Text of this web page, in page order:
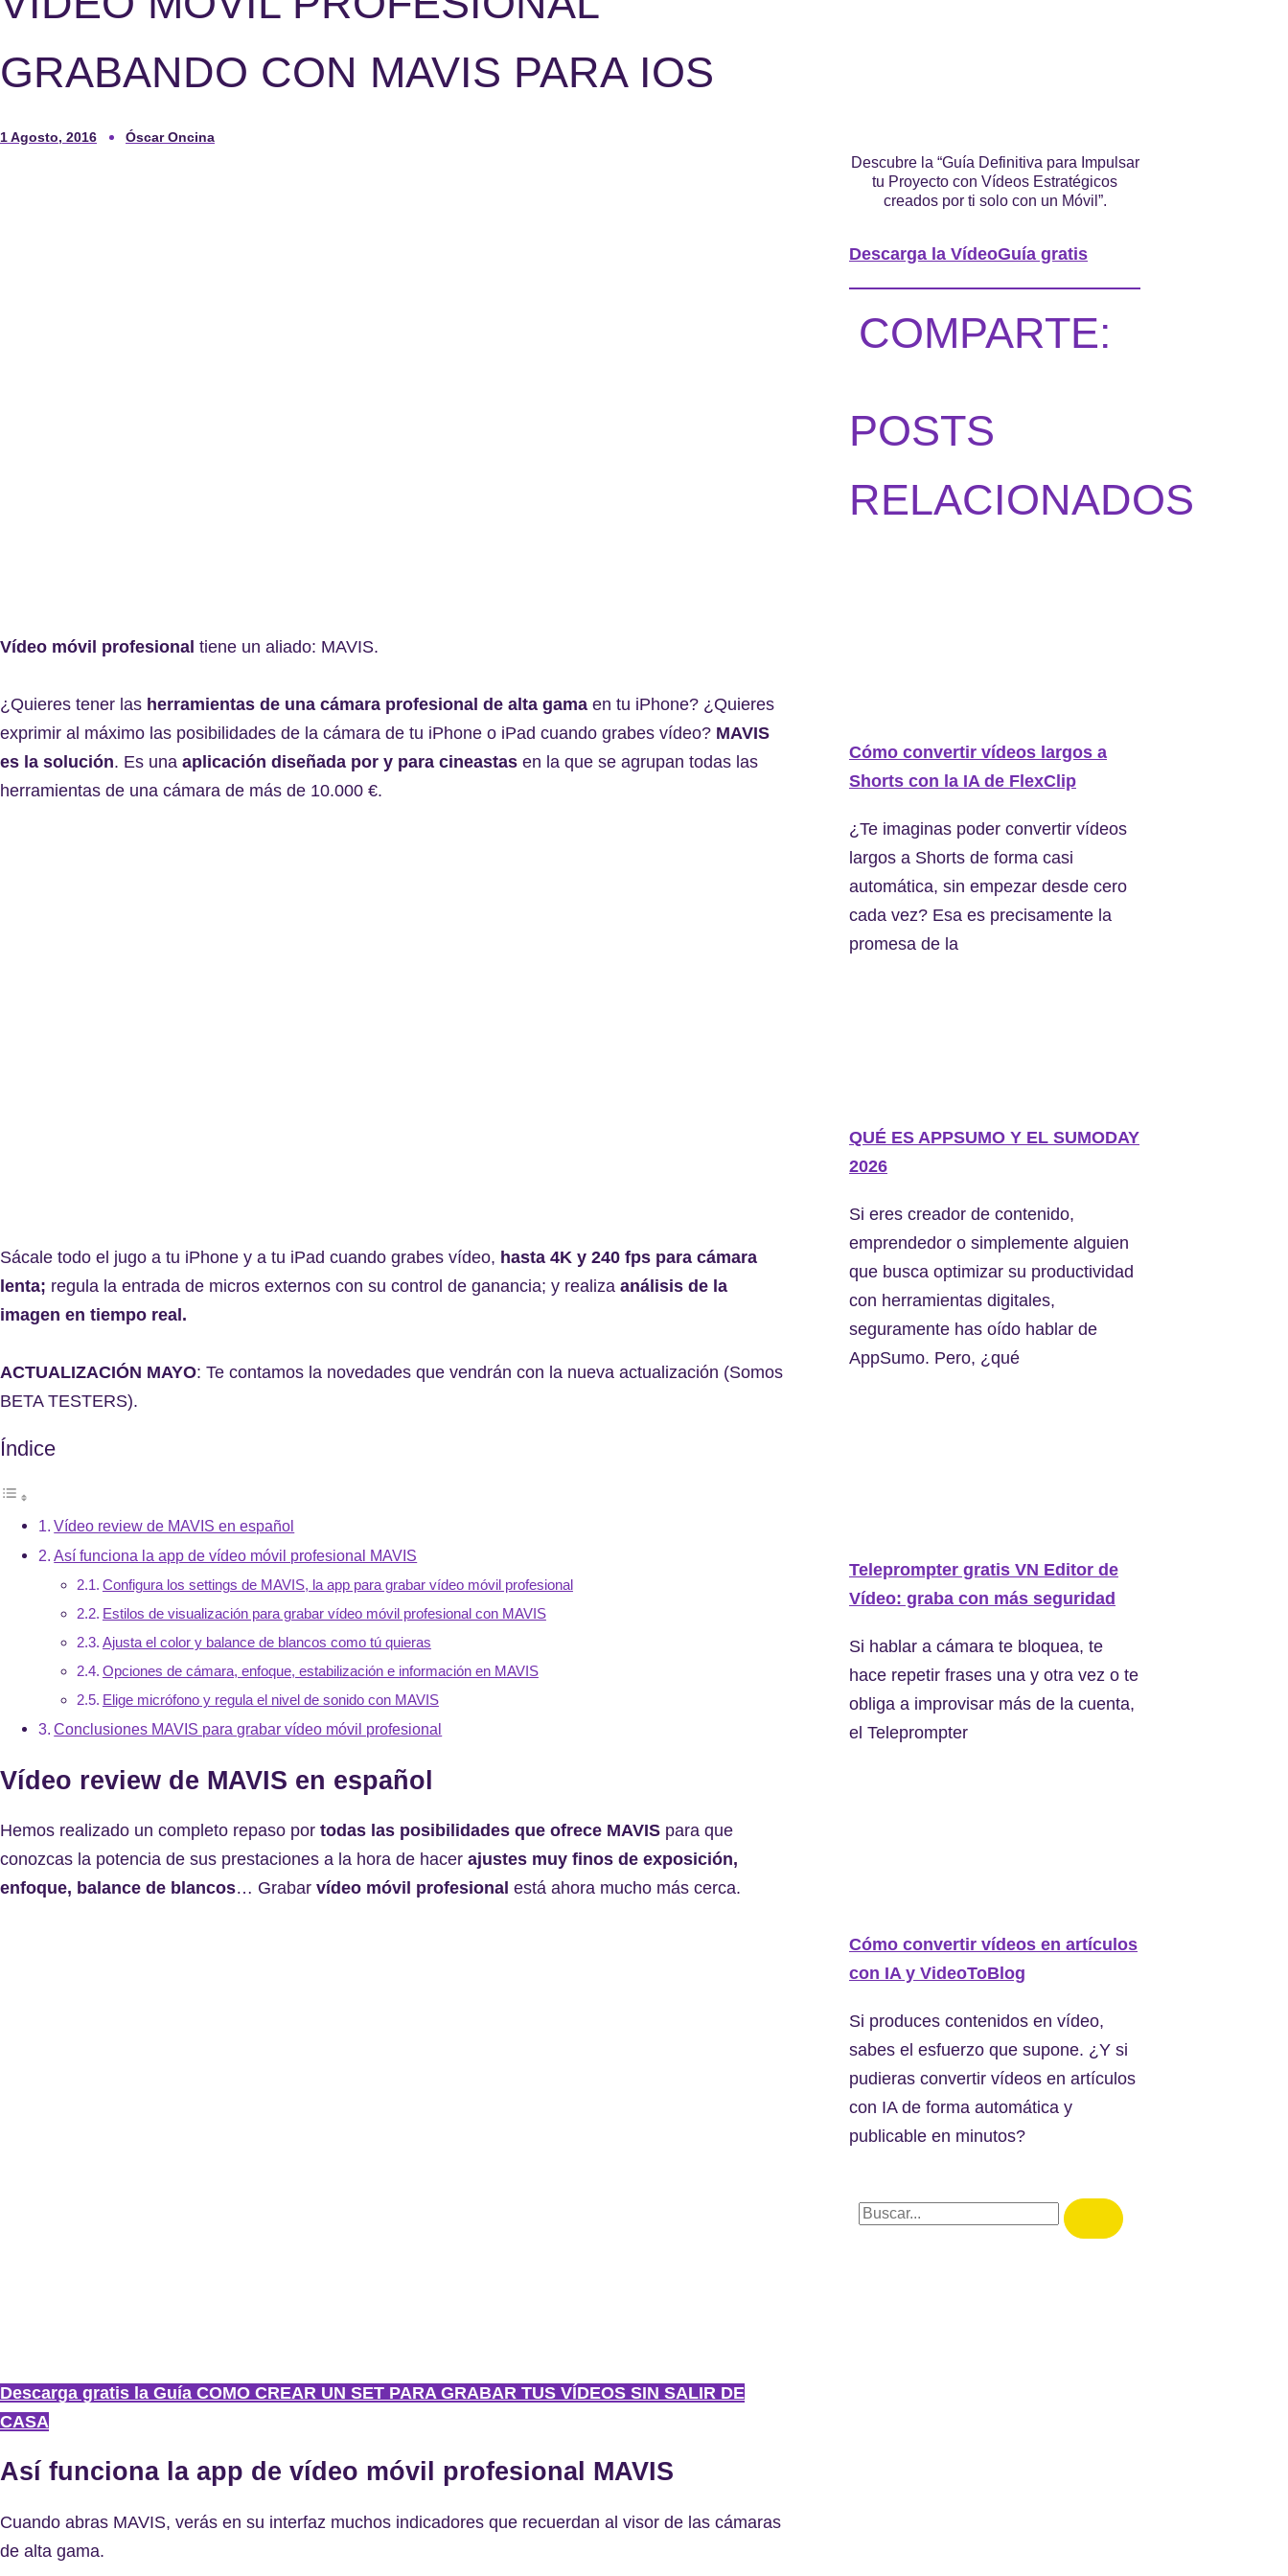
GRABANDO CON MAVIS PARA IOS
1 Agosto, 2016 Óscar Oncina
Vídeo móvil profesional tiene un aliado: MAVIS.
¿Quieres tener las herramientas de una cámara profesional de alta gama en tu iPhone? ¿Quieres
exprimir al máximo las posibilidades de la cámara de tu iPhone o iPad cuando grabes vídeo? MAVIS
es la solución. Es una aplicación diseñada por y para cineastas en la que se agrupan todas las
herramientas de una cámara de más de 10.000 €.
Sácale todo el jugo a tu iPhone y a tu iPad cuando grabes vídeo, hasta 4K y 240 fps para cámara
lenta; regula la entrada de micros externos con su control de ganancia; y realiza análisis de la
imagen en tiempo real.
ACTUALIZACIÓN MAYO: Te contamos la novedades que vendrán con la nueva actualización (Somos
BETA TESTERS).
Índice
Vídeo review de MAVIS en español
Así funciona la app de vídeo móvil profesional MAVIS
Configura los settings de MAVIS, la app para grabar vídeo móvil profesional
Estilos de visualización para grabar vídeo móvil profesional con MAVIS
Ajusta el color y balance de blancos como tú quieras
Opciones de cámara, enfoque, estabilización e información en MAVIS
Elige micrófono y regula el nivel de sonido con MAVIS
Conclusiones MAVIS para grabar vídeo móvil profesional
Vídeo review de MAVIS en español
Hemos realizado un completo repaso por todas las posibilidades que ofrece MAVIS para que
conozcas la potencia de sus prestaciones a la hora de hacer ajustes muy finos de exposición,
enfoque, balance de blancos… Grabar vídeo móvil profesional está ahora mucho más cerca.
Descarga gratis la Guía COMO CREAR UN SET PARA GRABAR TUS VÍDEOS SIN SALIR DE
CASA
Así funciona la app de vídeo móvil profesional MAVIS
Cuando abras MAVIS, verás en su interfaz muchos indicadores que recuerdan al visor de las cámaras
de alta gama.
Descubre la “Guía Definitiva para Impulsar
tu Proyecto con Vídeos Estratégicos
creados por ti solo con un Móvil”.
Descarga la VídeoGuía gratis
COMPARTE:
POSTS
RELACIONADOS
Cómo convertir vídeos largos a
Shorts con la IA de FlexClip
¿Te imaginas poder convertir vídeos
largos a Shorts de forma casi
automática, sin empezar desde cero
cada vez? Esa es precisamente la
promesa de la
QUÉ ES APPSUMO Y EL SUMODAY
2026
Si eres creador de contenido,
emprendedor o simplemente alguien
que busca optimizar su productividad
con herramientas digitales,
seguramente has oído hablar de
AppSumo. Pero, ¿qué
Teleprompter gratis VN Editor de
Vídeo: graba con más seguridad
Si hablar a cámara te bloquea, te
hace repetir frases una y otra vez o te
obliga a improvisar más de la cuenta,
el Teleprompter
Cómo convertir vídeos en artículos
con IA y VideoToBlog
Si produces contenidos en vídeo,
sabes el esfuerzo que supone. ¿Y si
pudieras convertir vídeos en artículos
con IA de forma automática y
publicable en minutos?